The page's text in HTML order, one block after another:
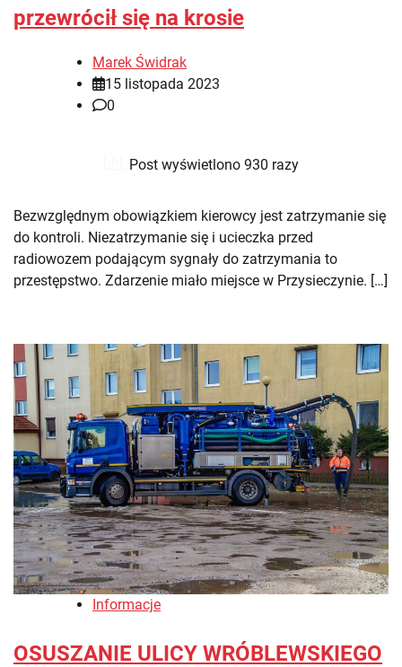
przewrócił się na krosie
Marek Świdrak
15 listopada 2023
0
Post wyświetlono 930 razy
Bezwzględnym obowiązkiem kierowcy jest zatrzymanie się
do kontroli. Niezatrzymanie się i ucieczka przed
radiowozem podającym sygnały do zatrzymania to
przestępstwo. Zdarzenie miało miejsce w Przysieczynie. […]
Informacje
OSUSZANIE ULICY WRÓBLEWSKIEGO